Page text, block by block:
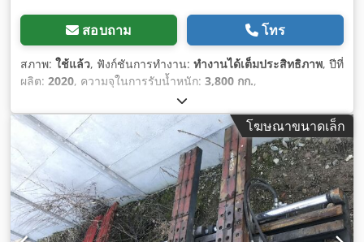
สอบถาม โทร
สภาพ: ใช้แล้ว, ฟังก์ชันการทำงาน: ทำงานได้เต็มประสิทธิภาพ, ปีที่
ผลิต: 2020, ความจุในการรับน้ำหนัก: 3,800 กก.,
โฆษณาขนาดเล็ก